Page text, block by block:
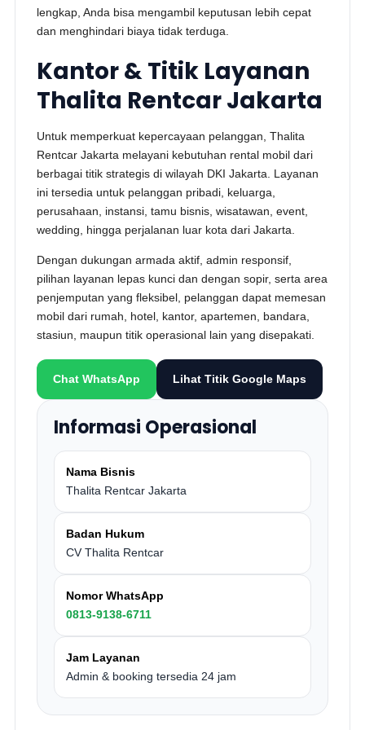
lengkap, Anda bisa mengambil keputusan lebih cepat
dan menghindari biaya tidak terduga.
Kantor & Titik Layanan
Thalita Rentcar Jakarta
Untuk memperkuat kepercayaan pelanggan, Thalita
Rentcar Jakarta melayani kebutuhan rental mobil dari
berbagai titik strategis di wilayah DKI Jakarta. Layanan
ini tersedia untuk pelanggan pribadi, keluarga,
perusahaan, instansi, tamu bisnis, wisatawan, event,
wedding, hingga perjalanan luar kota dari Jakarta.
Dengan dukungan armada aktif, admin responsif,
pilihan layanan lepas kunci dan dengan sopir, serta area
penjemputan yang fleksibel, pelanggan dapat memesan
mobil dari rumah, hotel, kantor, apartemen, bandara,
stasiun, maupun titik operasional lain yang disepakati.
Chat WhatsApp Lihat Titik Google Maps
Informasi Operasional
Nama Bisnis
Thalita Rentcar Jakarta
Badan Hukum
CV Thalita Rentcar
Nomor WhatsApp
0813-9138-6711
Jam Layanan
Admin & booking tersedia 24 jam